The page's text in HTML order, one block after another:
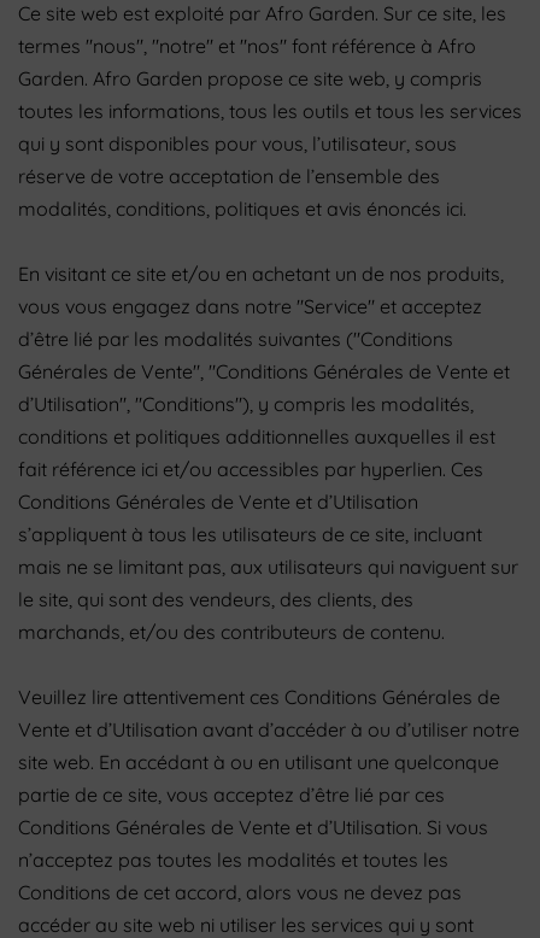
Ce site web est exploité par Afro Garden. Sur ce site, les
termes "nous", "notre" et "nos" font référence à Afro
Garden. Afro Garden propose ce site web, y compris
toutes les informations, tous les outils et tous les services
qui y sont disponibles pour vous, l’utilisateur, sous
réserve de votre acceptation de l’ensemble des
modalités, conditions, politiques et avis énoncés ici.
En visitant ce site et/ou en achetant un de nos produits,
vous vous engagez dans notre "Service" et acceptez
d’être lié par les modalités suivantes ("Conditions
Générales de Vente", "Conditions Générales de Vente et
d’Utilisation", "Conditions"), y compris les modalités,
conditions et politiques additionnelles auxquelles il est
fait référence ici et/ou accessibles par hyperlien. Ces
Conditions Générales de Vente et d’Utilisation
s’appliquent à tous les utilisateurs de ce site, incluant
mais ne se limitant pas, aux utilisateurs qui naviguent sur
le site, qui sont des vendeurs, des clients, des
marchands, et/ou des contributeurs de contenu.
Veuillez lire attentivement ces Conditions Générales de
Vente et d’Utilisation avant d’accéder à ou d’utiliser notre
site web. En accédant à ou en utilisant une quelconque
partie de ce site, vous acceptez d’être lié par ces
Conditions Générales de Vente et d’Utilisation. Si vous
n’acceptez pas toutes les modalités et toutes les
Conditions de cet accord, alors vous ne devez pas
accéder au site web ni utiliser les services qui y sont